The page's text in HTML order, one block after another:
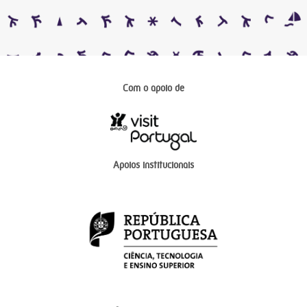
Com o apoio de
Apoios institucionais